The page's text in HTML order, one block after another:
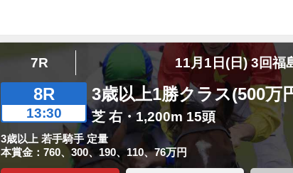
7R 11月1日(日) 3回福
8R
13:30
3歳以上1勝クラス(500万
芝 右・1,200m 15頭
3歳以上 若手騎手 定量
本賞金：760、300、190、110、76万円